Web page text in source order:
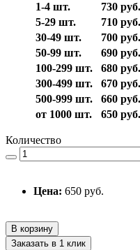
1-4 шт.
730 руб.
5-29 шт.
710 руб.
30-49 шт.
700 руб.
50-99 шт.
690 руб.
100-299 шт.
680 руб.
300-499 шт.
670 руб.
500-999 шт.
660 руб.
от 1000 шт.
650 руб.
Количество
Цена: 650 руб.
В корзину
Заказать в 1 клик